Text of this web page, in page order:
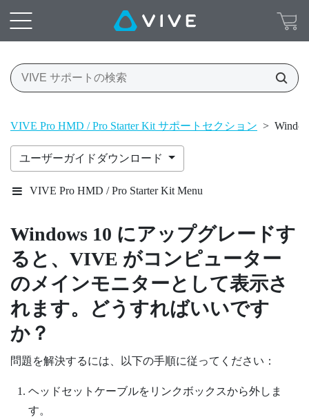
VIVE Pro HMD / Pro Starter Kit サポートセクション >
ユーザーガイドダウンロード
VIVE Pro HMD / Pro Starter Kit Menu
Windows 10 にアップグレードす
ると、 VIVE がコンピューター
のメインモニターとして表示さ
れます。どうすればいいです
か？
問題を解決するには、以下の手順に従ってください：
ヘッドセットケーブルをリンクボックスから外しま
す。